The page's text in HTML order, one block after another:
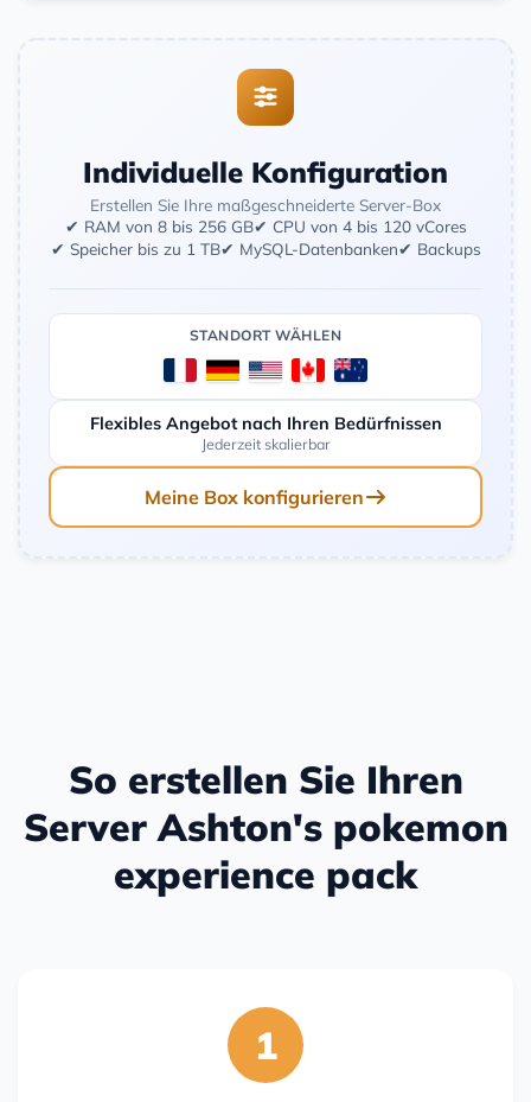
Individuelle Konfiguration
Erstellen Sie Ihre maßgeschneiderte Server-Box
✔ RAM von 8 bis 256 GB✔ CPU von 4 bis 120 vCores
✔ Speicher bis zu 1 TB✔ MySQL-Datenbanken✔ Backups
STANDORT WÄHLEN
Flexibles Angebot nach Ihren Bedürfnissen
Jederzeit skalierbar
Meine Box konfigurieren
So erstellen Sie Ihren
Server Ashton's pokemon
experience pack
1